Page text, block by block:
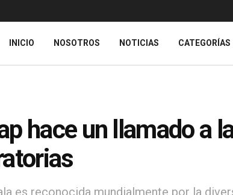
INICIO NOSOTROS NOTICIAS CATEGORÍAS
hace un llamado a
es reconocida mundialmente por la